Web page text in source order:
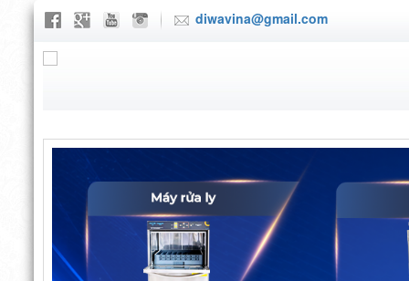
diwavina@gmail.com